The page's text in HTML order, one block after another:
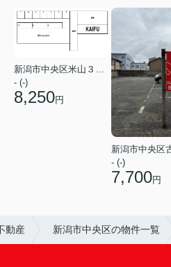
- (-)
8,250円
- (-)
7,700円
動産 新潟市中央区の物件一覧